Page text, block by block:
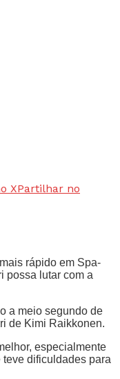
XPartilhar no
rápido em Spa-
possa lutar com a
a meio segundo de
de Kimi Raikkonen.
especialmente
dificuldades para